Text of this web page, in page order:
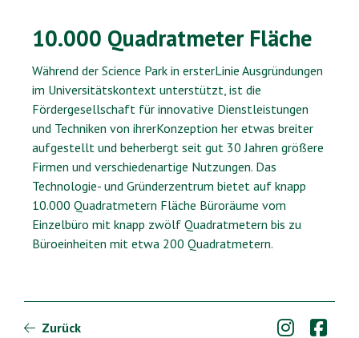
10.000 Quadratmeter Fläche
Während der Science Park in ersterLinie Ausgründungen
im Universitätskontext unterstützt, ist die
Fördergesellschaft für innovative Dienstleistungen
und Techniken von ihrerKonzeption her etwas breiter
aufgestellt und beherbergt seit gut 30 Jahren größere
Firmen und verschiedenartige Nutzungen. Das
Technologie- und Gründerzentrum bietet auf knapp
10.000 Quadratmetern Fläche Büroräume vom
Einzelbüro mit knapp zwölf Quadratmetern bis zu
Büroeinheiten mit etwa 200 Quadratmetern.
 Zurück  